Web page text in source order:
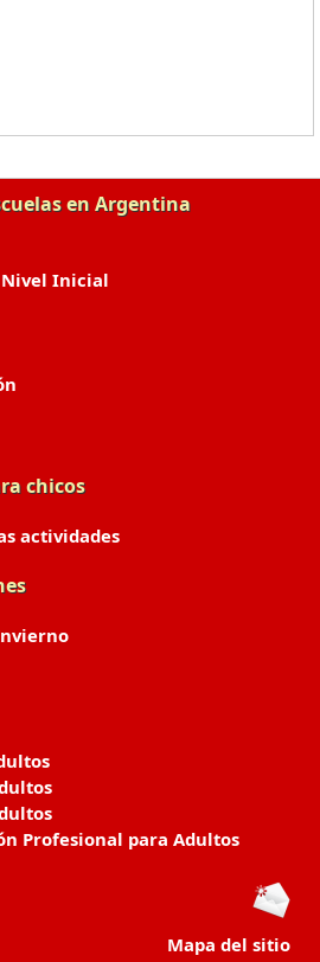
en Argentina
Inicial
chicos
actividades
Profesional para Adultos
Mapa del sitio